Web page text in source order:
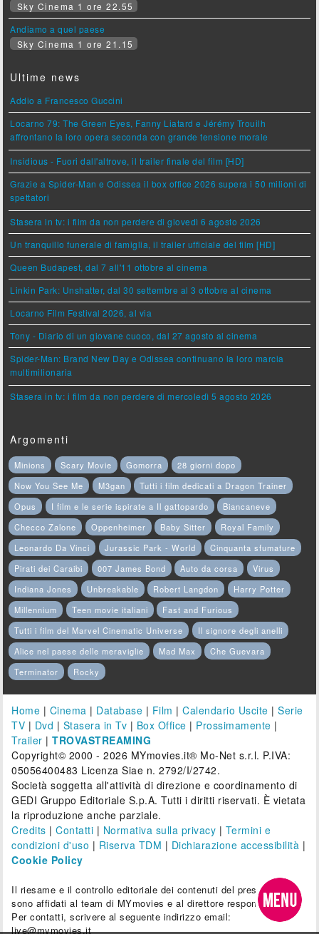
Sky Cinema 1 ore 22.55
Andiamo a quel paese
Sky Cinema 1 ore 21.15
Ultime news
Addio a Francesco Guccini
Locarno 79: The Green Eyes, Fanny Liatard e Jérémy Trouilh
affrontano la loro opera seconda con grande tensione morale
Insidious - Fuori dall'altrove, il trailer finale del film [HD]
Grazie a Spider-Man e Odissea il box office 2026 supera i 50 milioni di
spettatori
Stasera in tv: i film da non perdere di giovedì 6 agosto 2026
Un tranquillo funerale di famiglia, il trailer ufficiale del film [HD]
Queen Budapest, dal 7 all'11 ottobre al cinema
Linkin Park: Unshatter, dal 30 settembre al 3 ottobre al cinema
Locarno Film Festival 2026, al via
Tony - Diario di un giovane cuoco, dal 27 agosto al cinema
Spider-Man: Brand New Day e Odissea continuano la loro marcia
multimilionaria
Stasera in tv: i film da non perdere di mercoledì 5 agosto 2026
Argomenti
Minions Scary Movie Gomorra
28 giorni dopo
Now You See Me
M3gan
Tutti i film dedicati a Dragon Trainer
Opus
I film e le serie ispirate a Il gattopardo
Biancaneve
Checco Zalone
Oppenheimer Baby Sitter
Royal Family
Leonardo Da Vinci
Jurassic Park - World
Cinquanta sfumature
Pirati dei Caraibi
007 James Bond Auto da corsa
Virus
Indiana Jones
Unbreakable Robert Langdon
Harry Potter
Millennium
Teen movie italiani
Fast and Furious
Tutti i film del Marvel Cinematic Universe
Il signore degli anelli
Alice nel paese delle meraviglie
Mad Max
Che Guevara
Terminator
Rocky
Home | Cinema | Database | Film |Calendario Uscite |Serie
TV | Dvd | Stasera in Tv | Box Office | Prossimamente |
Trailer |TROVASTREAMING
Copyright© 2000 - 2026 MYmovies.it® Mo-Net s.r.l. P.IVA:
05056400483 Licenza Siae n. 2792/I/2742.
Società soggetta all'attività di direzione e coordinamento di
GEDI Gruppo Editoriale S.p.A. Tutti i diritti riservati. È vietata
la riproduzione anche parziale.
Credits |Contatti | Normativa sulla privacy | Termini e
condizioni d'uso | Riserva TDM | Dichiarazione accessibilità |
Cookie Policy
Il riesame e il controllo editoriale dei contenuti del presente sito
sono affidati al team di MYmovies e al direttore responsabile.
Per contatti, scrivere al seguente indirizzo email:
live@mymovies.it